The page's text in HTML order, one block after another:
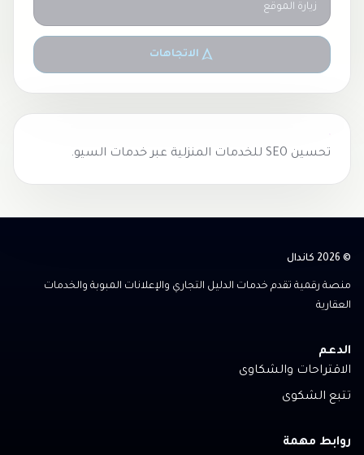
زيارة الموقع
الاتجاهات
تحسين SEO للخدمات المنزلية عبر خدمات السيو.
© 2026 كاندال
منصة رقمية تقدم خدمات الدليل التجاري والإعلانات المبوبة والخدمات
العقارية
الدعم
الاقتراحات والشكاوى
تتبع الشكوى
روابط مهمة